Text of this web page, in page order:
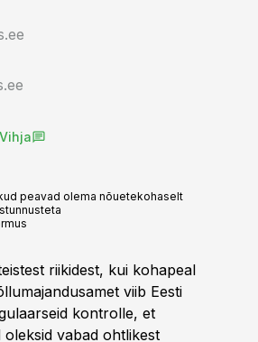
Vihja
peavad olema nõuetekohaselt
riikidest, kui kohapeal
viib Eesti
kontrolle, et
vabad ohtlikest